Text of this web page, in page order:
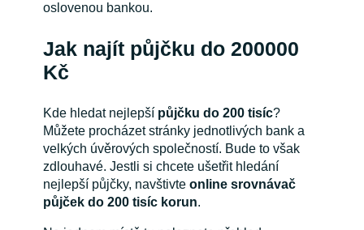
oslovenou bankou.
Jak najít půjčku do 200000
Kč
Kde hledat nejlepší půjčku do 200 tisíc?
Můžete procházet stránky jednotlivých bank a
velkých úvěrových společností. Bude to však
zdlouhavé. Jestli si chcete ušetřit hledání
nejlepší půjčky, navštivte online srovnávač
půjček do 200 tisíc korun.